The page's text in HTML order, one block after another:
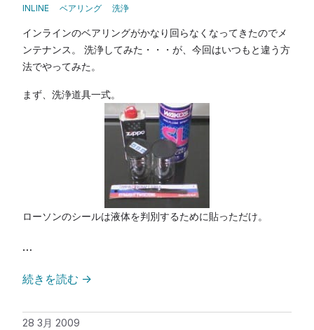
INLINE ベアリング 洗浄
インラインのベアリングがかなり回らなくなってきたのでメ
ンテナンス。 洗浄してみた・・・が、今回はいつもと違う方
法でやってみた。
まず、洗浄道具一式。
ローソンのシールは液体を判別するために貼っただけ。
…
続きを読む →
28 3月 2009